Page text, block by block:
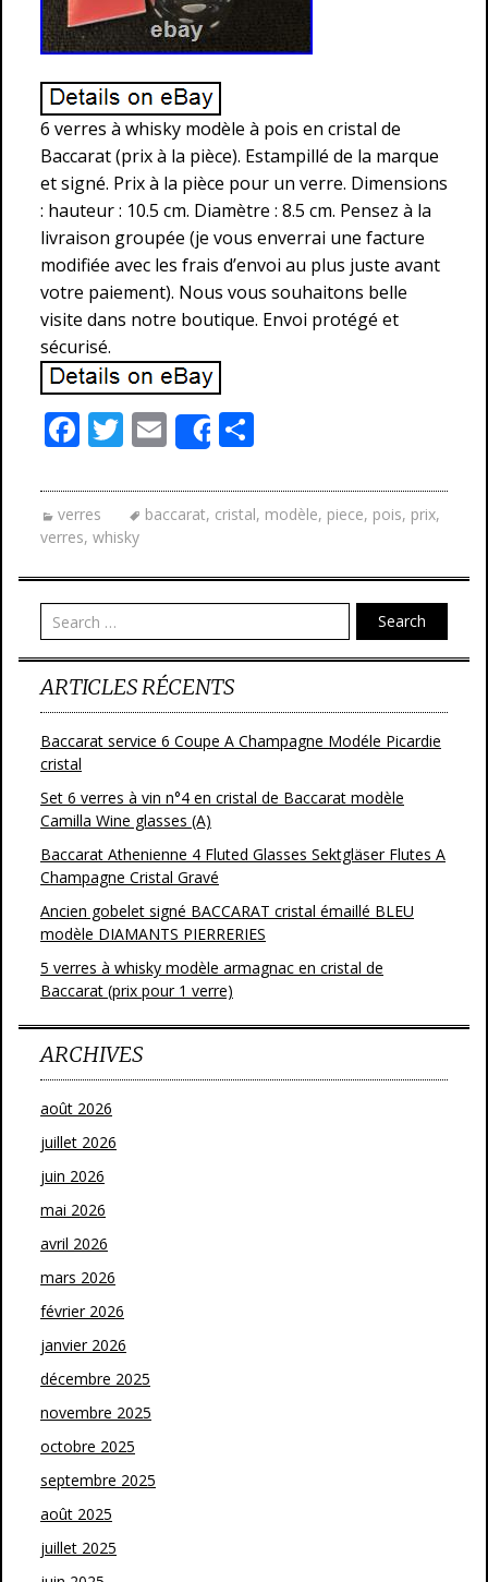
6 verres à whisky modèle à pois en cristal de
Baccarat (prix à la pièce). Estampillé de la marque
et signé. Prix à la pièce pour un verre. Dimensions
: hauteur : 10.5 cm. Diamètre : 8.5 cm. Pensez à la
livraison groupée (je vous enverrai une facture
modifiée avec les frais d’envoi au plus juste avant
votre paiement). Nous vous souhaitons belle
visite dans notre boutique. Envoi protégé et
sécurisé.
F
e
b
o
o
k
T
itt
er
E
m
ai
l
Share
ta
g
er
verres baccarat, cristal, modèle, piece, pois, prix,
verres, whisky
Search
ARTICLES RÉCENTS
Baccarat service 6 Coupe A Champagne Modéle Picardie
cristal
Set 6 verres à vin n°4 en cristal de Baccarat modèle
Camilla Wine glasses (A)
Baccarat Athenienne 4 Fluted Glasses Sektgläser Flutes A
Champagne Cristal Gravé
Ancien gobelet signé BACCARAT cristal émaillé BLEU
modèle DIAMANTS PIERRERIES
5 verres à whisky modèle armagnac en cristal de
Baccarat (prix pour 1 verre)
ARCHIVES
août 2026
juillet 2026
juin 2026
mai 2026
avril 2026
mars 2026
février 2026
janvier 2026
décembre 2025
novembre 2025
octobre 2025
septembre 2025
août 2025
juillet 2025